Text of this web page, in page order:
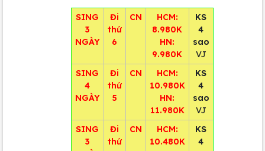
SING
3
NGÀY
Đi
thứ
6
CN
HCM:
8.980K
HN:
9.980K
KS
4
sao
VJ
SING
4
NGÀY
Đi
thứ
5
CN
HCM:
10.980K
HN:
11.980K
KS
4
sao
VJ
SING
3
Đi
thứ
CN
HCM:
10.480K
KS
4